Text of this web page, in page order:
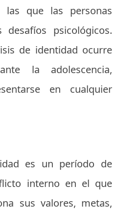
que las personas
desafíos psicológicos.
de identidad ocurre
la adolescencia,
en cualquier
es un período de
interno en el que
sus valores, metas,